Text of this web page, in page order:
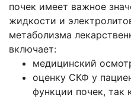
почек имеет важное
жидкости и
метаболизма
включает:
медицинский
оценку СКФ у
функции почек, так